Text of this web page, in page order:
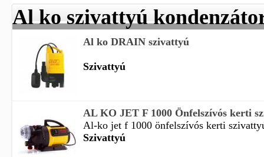
Al ko szivattyú
Al ko DRAIN szivattyú
Szivattyú
AL KO JET F 1000 Önfelszívós kerti
Al-ko jet f 1000 önfelszívós kerti
Szivattyú